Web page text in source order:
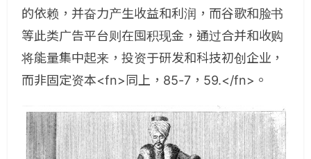
的依赖，并奋力产生收益和利润，而谷歌和脸书
等此类广告平台则在囤积现金，通过合并和收购
将能量集中起来，投资于研发和科技初创企业，
而非固定资本<fn>同上，85-7，59.</fn>。